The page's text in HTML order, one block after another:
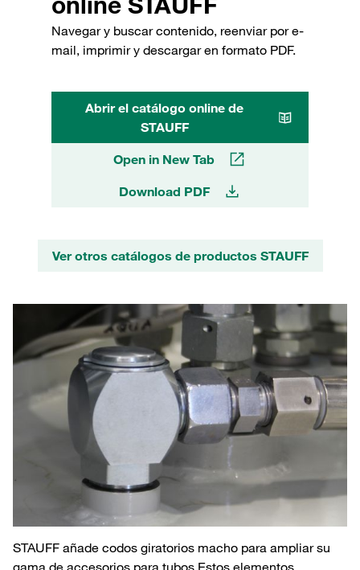
Navegar y buscar contenido, reenviar por e-
mail, imprimir y descargar en formato PDF.
Abrir el catálogo online de
STAUFF
Open in New Tab
Download PDF
Ver otros catálogos de productos STAUFF
STAUFF añade codos giratorios macho para ampliar su
gama de accesorios para tubos Estos elementos